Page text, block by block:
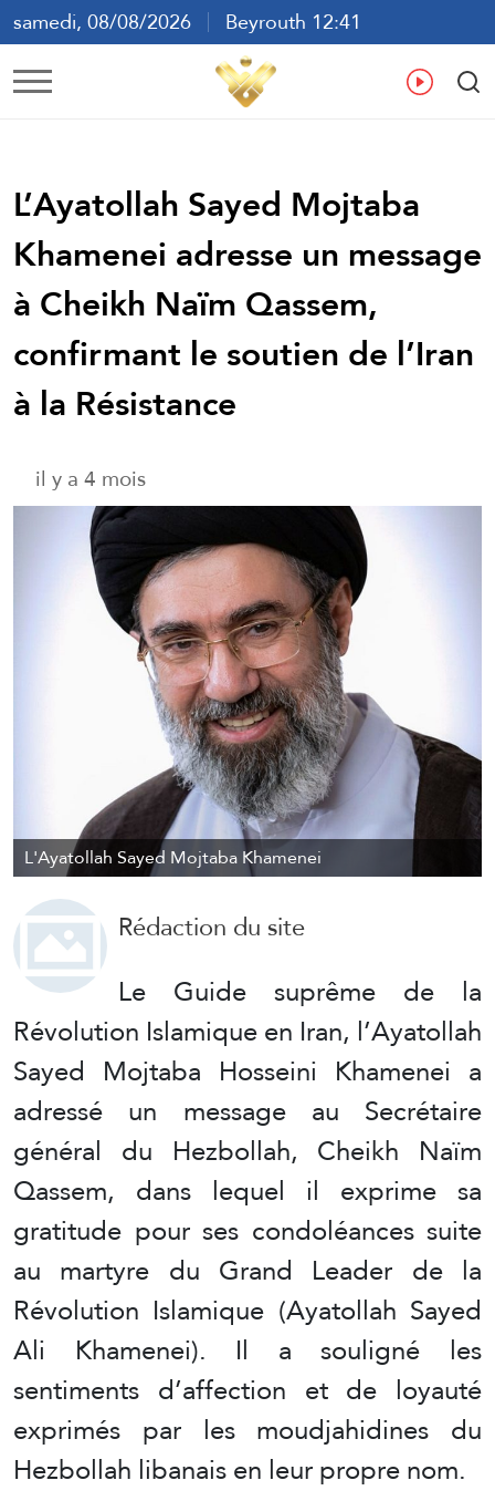
samedi, 08/08/2026
Beyrouth 12:41
ع
L’Ayatollah Sayed Mojtaba
Khamenei adresse un message
à Cheikh Naïm Qassem,
confirmant le soutien de l’Iran
à la Résistance
il y a 4 mois
L'Ayatollah Sayed Mojtaba Khamenei
Rédaction du site
Le Guide suprême de la
Révolution Islamique en Iran, l’Ayatollah
Sayed Mojtaba Hosseini Khamenei a
adressé un message au Secrétaire
général du Hezbollah, Cheikh Naïm
Qassem, dans lequel il exprime sa
gratitude pour ses condoléances suite
au martyre du Grand Leader de la
Révolution Islamique (Ayatollah Sayed
Ali Khamenei). Il a souligné les
sentiments d’affection et de loyauté
exprimés par les moudjahidines du
Hezbollah libanais en leur propre nom.